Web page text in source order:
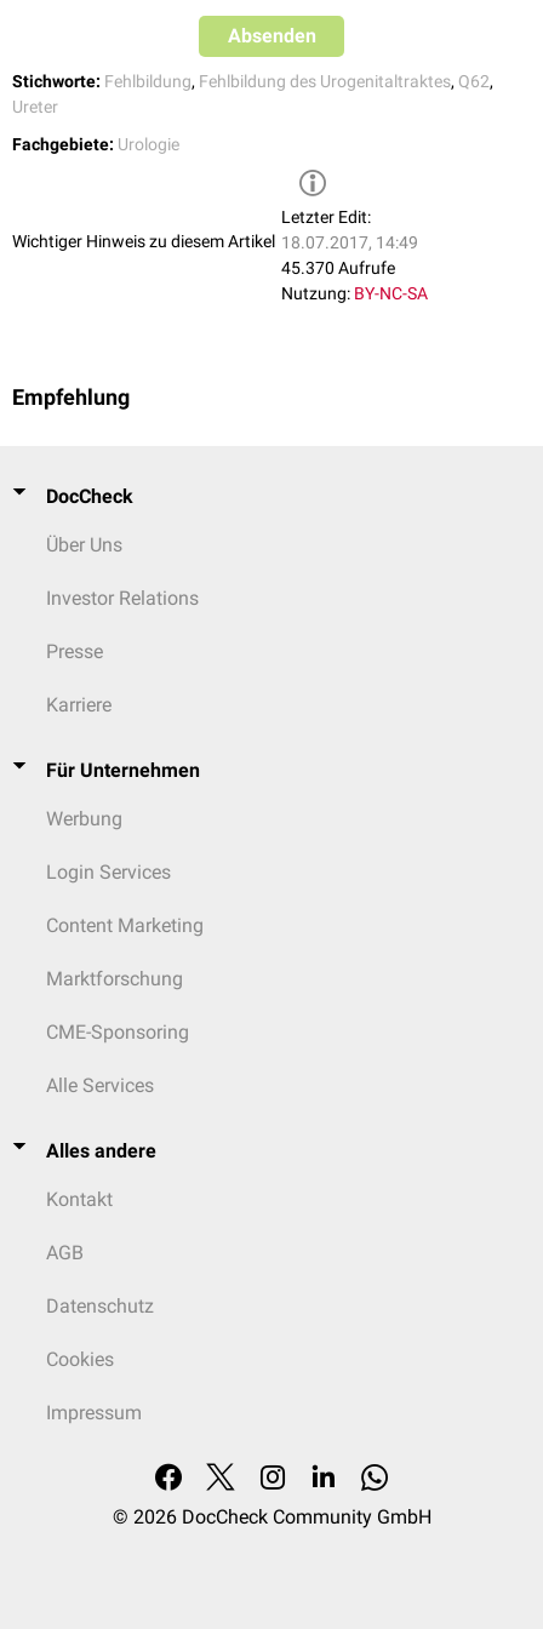
Absenden
Stichworte: Fehlbildung, Fehlbildung des Urogenitaltraktes, Q62,
Ureter
Fachgebiete: Urologie
Wichtiger Hinweis zu diesem Artikel
Letzter Edit:
18.07.2017, 14:49
45.370 Aufrufe
Nutzung: BY-NC-SA
Empfehlung
DocCheck
Über Uns
Investor Relations
Presse
Karriere
Für Unternehmen
Werbung
Login Services
Content Marketing
Marktforschung
CME-Sponsoring
Alle Services
Alles andere
Kontakt
AGB
Datenschutz
Cookies
Impressum
© 2026 DocCheck Community GmbH